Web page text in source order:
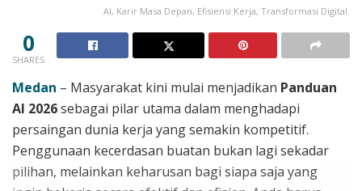
AI, Karir Masa Depan, Efisiensi Kerja, Transformasi Digital.
0
SHARES
Medan – Masyarakat kini mulai menjadikan Panduan
AI 2026sebagai pilar utama dalam menghadapi
persaingan dunia kerja yang semakin kompetitif.
Penggunaan kecerdasan buatan bukan lagi sekadar
pilihan, melainkan keharusan bagi siapa saja yang